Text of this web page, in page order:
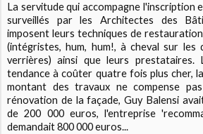
La servitude qui accompagne l'inscription
surveillés par les Architectes des
imposent leurs techniques de
(intégristes, hum, hum!, à cheval sur les
verrières) ainsi que leurs
tendance à coûter quatre fois plus cher,
montant des travaux ne compense
rénovation de la façade, Guy Balensi
de 200 000 euros, l'entreprise
demandait 800 000 euros...